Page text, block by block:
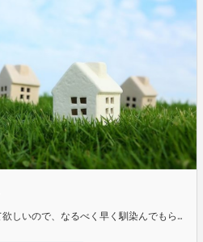
☆経験者は即戦力として頑張って欲しいので、なるべく早く馴染んでもらうためにガンガン輪の中へ入ってもらいます◎ やっぱり外で働いて汗かくのっていいもんですよ。◎ ☆車いじりやプラモデル好きに最適◎ そんな方が今も多数活躍中(笑) ☆現在は30代が3名おり、上下関係もなく仲良く働いています◎